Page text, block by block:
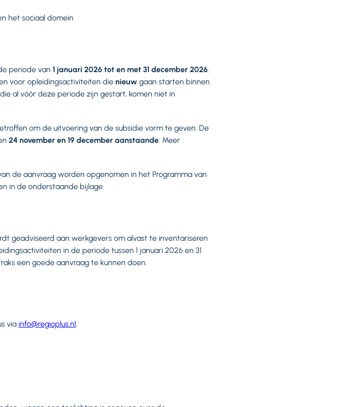
het sociaal domein
periode van 1 januari 2026 tot en met 31 december 2026.
voor opleidingsactiviteiten die nieuw gaan starten binnen
al vóór deze periode zijn gestart, komen niet in
om de uitvoering van de subsidie vorm te geven. De
24 november en 19 december aanstaande. Meer
de aanvraag worden opgenomen in het Programma van
in de onderstaande bijlage.
geadviseerd aan werkgevers om alvast te inventariseren
in de periode tussen 1 januari 2026 en 31
een goede aanvraag te kunnen doen.
via info@regioplus.nl.